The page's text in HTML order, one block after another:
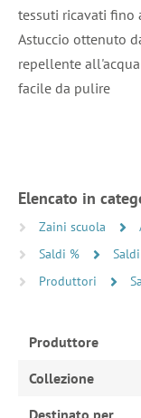
tessuti ricavati fino
Astuccio ottenuto
repellente
facile da pulire
Elencato in
Zaini scuola
Saldi %
Produttori
Produttore
Collezione
Destinato per